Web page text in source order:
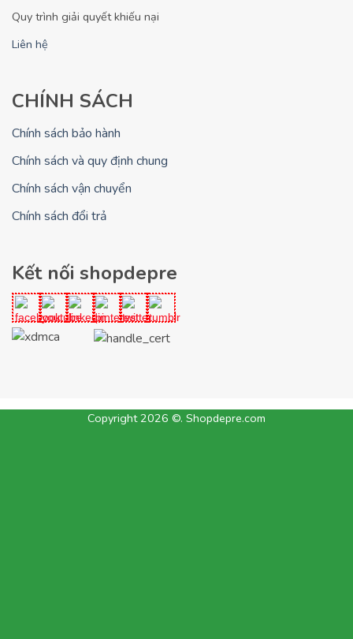
Quy trình giải quyết khiếu nại
Liên hệ
CHÍNH SÁCH
Chính sách bảo hành
Chính sách và quy định chung
Chính sách vận chuyển
Chính sách đổi trả
Kết nối shopdepre
Copyright 2026 ©. Shopdepre.com